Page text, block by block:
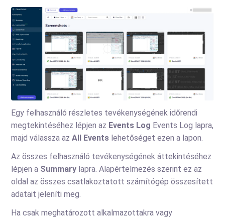
Egy felhasználó részletes tevékenységének időrendi
megtekintéséhez lépjen az Events Log Events Log lapra,
majd válassza azAll Events lehetőséget ezen a lapon.
Az összes felhasználó tevékenységének áttekintéséhez
lépjen a Summary lapra. Alapértelmezés szerint ez az
oldal az összes csatlakoztatott számítógép összesített
adatait jeleníti meg.
Ha csak meghatározott alkalmazottakra vagy